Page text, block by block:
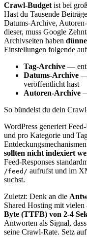
Crawl-Budget ist bei
Hast du Tausende
Datums-Archive,
dieser, muss Google
Archivseiten haben
Einstellungen folgende auf
Tag-Archive —
Datums-Archive —
veröffentlicht hast
Autoren-Archive
So bündelst du dein
WordPress generiert
und pro Kategorie und
sollten nicht indexiert
Feed-Responses
/feed/ aufrufst und im
suchst.
Zuletzt: Denk an die
Shared Hosting mit
Byte (TTFB) von 2-4
Antworten als Signal,
seine Crawl-Rate. Setz